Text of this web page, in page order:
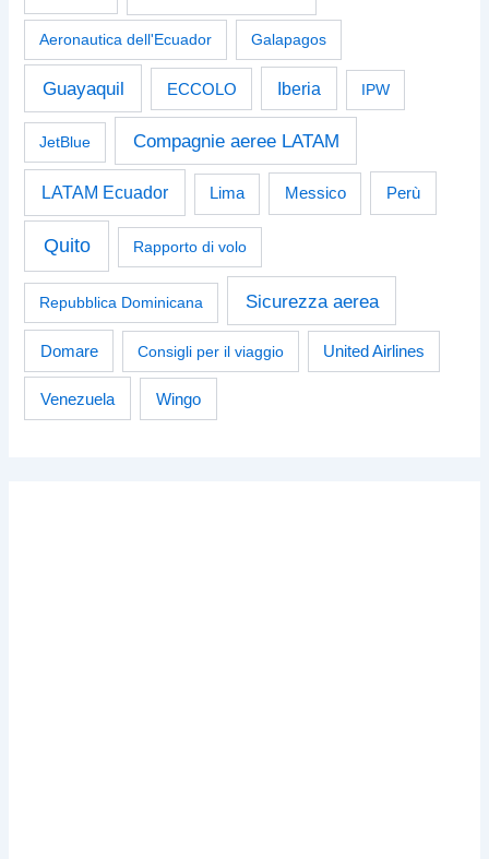
Aeronautica dell'Ecuador Galapagos
Guayaquil ECCOLO Iberia IPW
JetBlue Compagnie aeree LATAM
LATAM Ecuador Lima Messico Perù
Quito Rapporto di volo
Repubblica Dominicana Sicurezza aerea
Domare Consigli per il viaggio United Airlines
Venezuela Wingo